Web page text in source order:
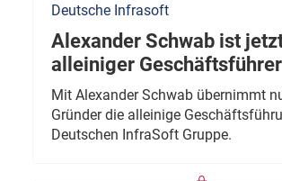
Deutsche Infrasoft
Alexander Schwab ist
alleiniger Geschäftsführer
Mit Alexander Schwab übernimmt
Gründer die alleinige
Deutschen InfraSoft Gruppe.